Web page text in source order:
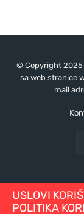
© Copyright 2025
sa web stranice
mail
USLOVI
POLITIKA